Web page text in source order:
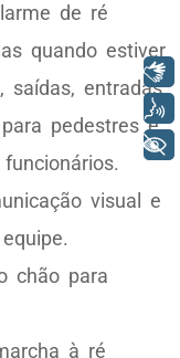
de ré
quando estiver
saídas, entradas,
pedestres e
visual e
chão para
à ré